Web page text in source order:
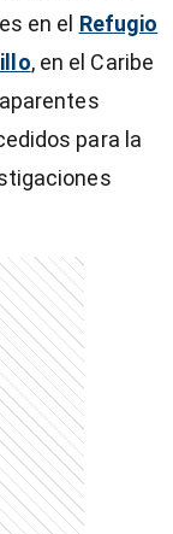
en el Refugio
, en el Caribe
para la